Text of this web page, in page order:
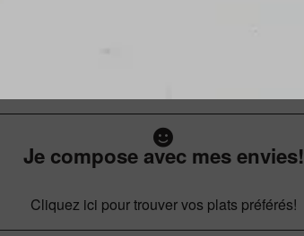
Je compose avec mes envies!
Cliquez ici pour trouver vos plats préférés!